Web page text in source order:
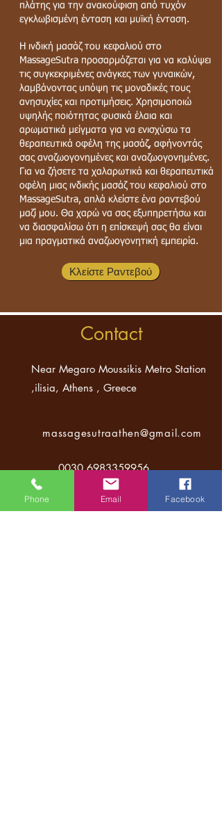
πλάτης για την ανακούφιση από τυχόν
εγκλωβισμένη ένταση και μυϊκή ένταση.
Η ινδική μασάζ του κεφαλιού στο
MassageSutra προσαρμόζεται για να καλύψει
τις συγκεκριμένες ανάγκες των γυναικών,
λαμβάνοντας υπόψη τις μοναδικές τους
ανησυχίες και προτιμήσεις. Χρησιμοποιώ
υψηλής ποιότητας φυσικά έλαια και
αρωματικά μείγματα για να ενισχύσω τα
θεραπευτικά οφέλη της μασάζ, αφήνοντάς
σας αναζωογονημένες και αναζωογονημένες.
Για να ζήσετε τα χαλαρωτικά και θεραπευτικά
οφέλη μιας ινδικής μασάζ του κεφαλιού στο
MassageSutra, απλά κλείστε ένα ραντεβού
μαζί μου. Θα χαρώ να σας εξυπηρετήσω και
να διασφαλίσω ότι η επίσκεψή σας θα είναι
μια πραγματικά αναζωογονητική εμπειρία.
Κλείστε Ραντεβού
Contact
Near Megaro Moussikis Metro Station
,ilisia, Athens , Greece
massagesutraathen@gmail.com
0030 6983359956
0030 6983359956
Phone Email Facebook